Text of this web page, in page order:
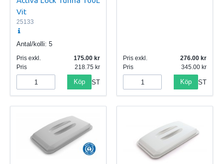
Vit
25133
Antal/kolli: 5
Pris exkl.
175.00
Pris
218.75
Köp ST
Pris exkl.
276.00
Pris
345.00
Köp ST